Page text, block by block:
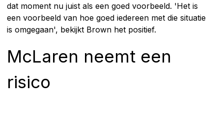
dat moment nu juist als een goed voorbeeld. 'Het is
een voorbeeld van hoe goed iedereen met die situatie
is omgegaan', bekijkt Brown het positief.
McLaren neemt een
risico